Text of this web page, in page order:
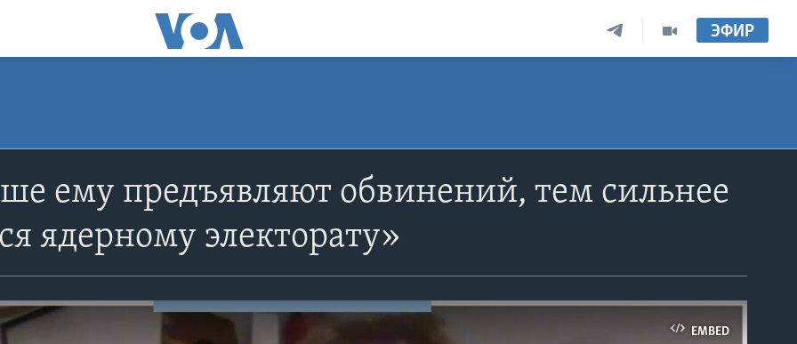
ЭФИР
ему предъявляют обвинений, тем сильнее
ядерному электорату»
EMBED